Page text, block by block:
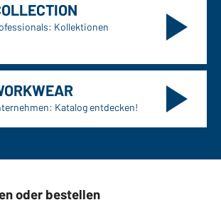
Kollektionen
Katalog entdecken!
oder bestellen